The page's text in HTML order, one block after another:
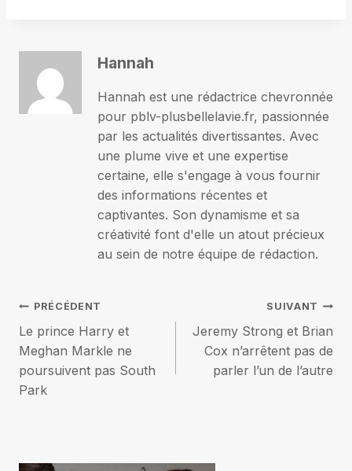
Hannah
Hannah est une rédactrice chevronnée
pour pblv-plusbellelavie.fr, passionnée
par les actualités divertissantes. Avec
une plume vive et une expertise
certaine, elle s'engage à vous fournir
des informations récentes et
captivantes. Son dynamisme et sa
créativité font d'elle un atout précieux
au sein de notre équipe de rédaction.
Navigation
de
l’article
PRÉCÉDENT
Le prince Harry et
Meghan Markle ne
poursuivent pas South
Park
SUIVANT
Jeremy Strong et Brian
Cox n’arrêtent pas de
parler l’un de l’autre